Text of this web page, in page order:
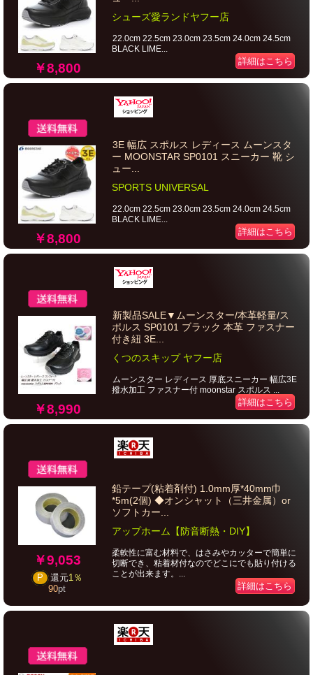
￥8,800
シューズ愛ランドヤフー店
22.0cm 22.5cm 23.0cm 23.5cm 24.0cm 24.5cm
BLACK LIME...
詳細はこちら
￥8,800
3E 幅広 スポルス レディース ムーンスタ
ー MOONSTAR SP0101 スニーカー 靴 シ
ュー...
SPORTS UNIVERSAL
22.0cm 22.5cm 23.0cm 23.5cm 24.0cm 24.5cm
BLACK LIME...
詳細はこちら
￥8,990
新製品SALE▼ムーンスター/本革軽量/ス
ポルス SP0101 ブラック 本革 ファスナー
付き紐 3E...
くつのスキップ ヤフー店
ムーンスター レディース 厚底スニーカー 幅広3E
撥水加工 ファスナー付 moonstar スポルス ...
詳細はこちら
￥9,053
P 還元1％
90pt
鉛テープ(粘着剤付) 1.0mm厚*40mm巾
*5m(2個) ◆オンシャット（三井金属）or
ソフトカー...
アップホーム【防音断熱・DIY】
柔軟性に富む材料で、はさみやカッターで簡単に
切断でき、粘着材付なのでどこにでも貼り付ける
ことが出来ます。...
詳細はこちら